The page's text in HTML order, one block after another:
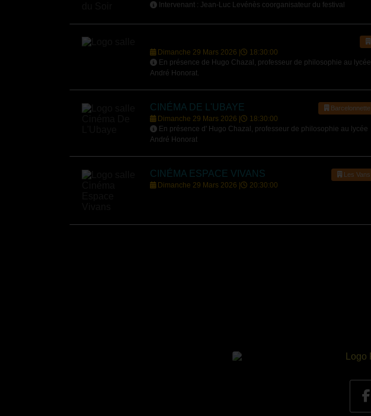
Intervenant : Jean-Luc Levénès coorganisateur du festival
Dimanche 29 Mars 2026 |
18:30:00
En présence de Hugo Chazal, professeur de philosophie au lycée
André Honorat.
CINÉMA DE L'UBAYE Barcelonnette
Dimanche 29 Mars 2026 |
18:30:00
En présence d' Hugo Chazal, professeur de philosophie au lycée
André Honorat
CINÉMA ESPACE VIVANS Les Vans
Dimanche 29 Mars 2026 | 20:30:00